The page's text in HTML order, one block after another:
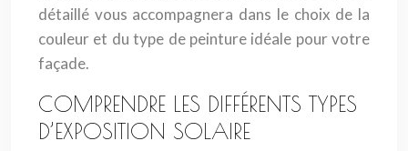
détaillé vous accompagnera dans le choix de la
couleur et du type de peinture idéale pour votre
façade.
COMPRENDRE LES DIFFÉRENTS TYPES
D’EXPOSITION SOLAIRE